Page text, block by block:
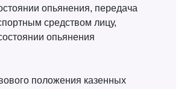
опьянения, передача
средством лицу,
опьянения
положения казенных